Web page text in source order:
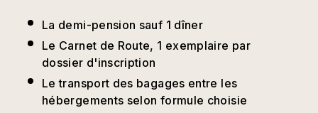
La demi-pension sauf 1 dîner
Le Carnet de Route, 1 exemplaire par
dossier d'inscription
Le transport des bagages entre les
hébergements selon formule choisie